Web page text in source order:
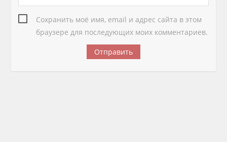
Сохранить моё имя, email и адрес сайта в этом
браузере для последующих моих комментариев.